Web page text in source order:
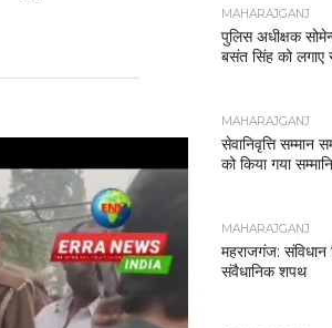
MAHARAJGANJ
पुलिस अधीक्षक
बसंत सिंह को लगाए
MAHARAJGANJ
सेवानिवृत्ति सम्मान
को किया गया
MAHARAJGANJ
महराजगंज: संविधान
संवैधानिक शपथ